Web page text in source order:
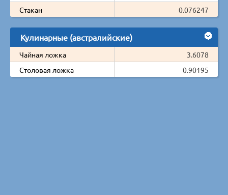
Стакан
0.076247
Кулинарные (австралийские)
Чайная ложка
3.6078
Столовая ложка
0.90195